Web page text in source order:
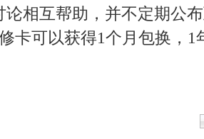
论相互帮助，并不定期公
卡可以获得1个月包换， 1